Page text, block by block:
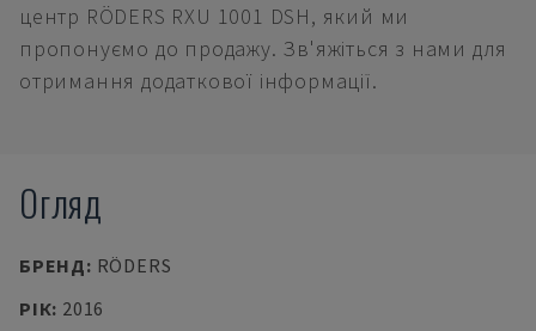
центр RÖDERS RXU 1001 DSH, який ми
пропонуємо до продажу. Зв'яжіться з нами для
отримання додаткової інформації.
Огляд
БРЕНД: RÖDERS
РІК: 2016